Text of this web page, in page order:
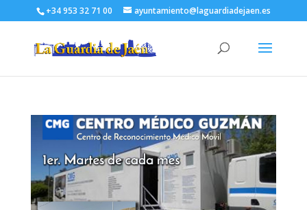
+34 953 32 71 00 ayuntamiento@laguardiadejaen.es